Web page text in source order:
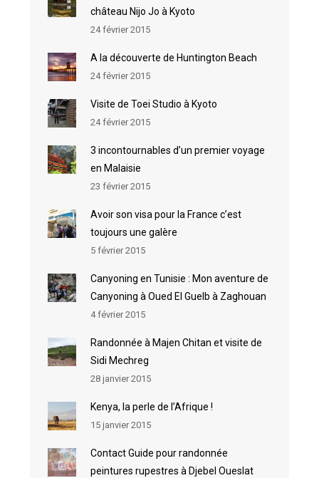
château Nijo Jo à Kyoto
24 février 2015
A la découverte de Huntington Beach
24 février 2015
Visite de Toei Studio à Kyoto
24 février 2015
3 incontournables d’un premier voyage
en Malaisie
23 février 2015
Avoir son visa pour la France c’est
toujours une galère
5 février 2015
Canyoning en Tunisie : Mon aventure de
Canyoning à Oued El Guelb à Zaghouan
4 février 2015
Randonnée à Majen Chitan et visite de
Sidi Mechreg
28 janvier 2015
Kenya, la perle de l’Afrique !
15 janvier 2015
Contact Guide pour randonnée
peintures rupestres à Djebel Oueslat